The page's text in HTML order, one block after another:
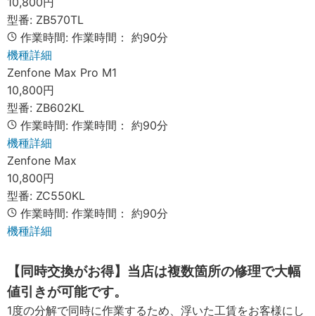
型番: ZB570TL
作業時間: 作業時間： 約90分
機種詳細
Zenfone Max Pro M1
10,800円
型番: ZB602KL
作業時間: 作業時間： 約90分
機種詳細
Zenfone Max
10,800円
型番: ZC550KL
作業時間: 作業時間： 約90分
機種詳細
【同時交換がお得】当店は複数箇所の修理で大幅
値引きが可能です。
1度の分解で同時に作業するため、浮いた工賃をお客様にし